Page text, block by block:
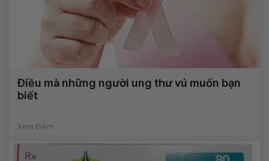
Điều mà những người ung thư vú muốn bạn
biết
Xem thêm